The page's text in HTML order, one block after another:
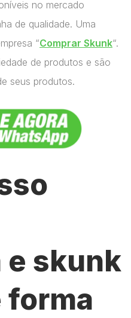
no mercado
de qualidade. Uma
“Comprar Skunk“.
de produtos e são
seus produtos.
e skunk
forma